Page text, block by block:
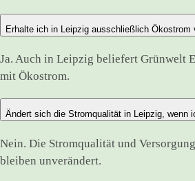
Erhalte ich in Leipzig ausschließlich Ökostrom
Ja. Auch in Leipzig beliefert Grünwelt
mit Ökostrom.
Ändert sich die Stromqualität in Leipzig, wenn
Nein. Die Stromqualität und
bleiben unverändert.